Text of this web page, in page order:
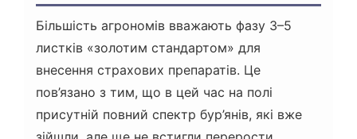
Більшість агрономів вважають фазу 3–5
листків «золотим стандартом» для
внесення страхових препаратів. Це
пов’язано з тим, що в цей час на полі
присутній повний спектр бур’янів, які вже